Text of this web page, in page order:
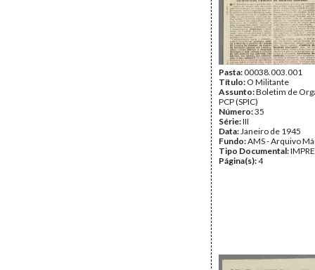
Pasta:00038.003.001
Título: O Militante
Assunto:Boletim de
PCP (SPIC)
Número:35
Série:III
Data:Janeiro de 1945
Fundo:AMS - Arquivo
Tipo Documental:
Página(s):4